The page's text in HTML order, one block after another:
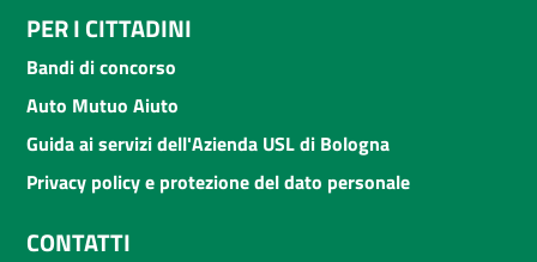
PER I CITTADINI
Bandi di concorso
Auto Mutuo Aiuto
Guida ai servizi dell'Azienda USL di Bologna
Privacy policy e protezione del dato personale
CONTATTI